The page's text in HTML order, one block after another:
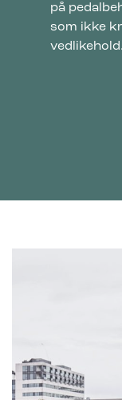
på
som ikke
vedlikehold.